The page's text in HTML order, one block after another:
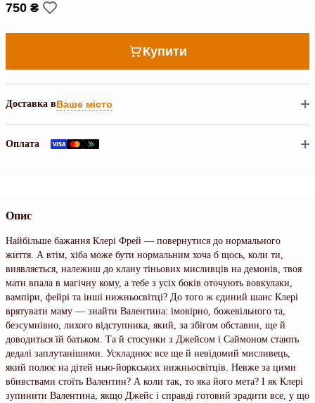
750 ₴
Купити
Доставка вВаше місто
Оплата
Опис
Найбільше бажання Клері Фрей — повернутися до нормального
життя. А втім, хіба може бути нормальним хоча б щось, коли ти,
виявляється, належиш до клану тіньових мисливців на демонів, твоя
мати впала в магічну кому, а тебе з усіх боків оточують вовкулаки,
вампіри, фейрі та інші нижньосвітці? До того ж єдиний шанс Клері
врятувати маму — знайти Валентина: імовірно, божевільного та,
безсумнівно, лихого відступника, який, за збігом обставин, ще й
доводиться їй батьком. Та й стосунки з Джейсом і Саймоном стають
дедалі заплутанішими. Ускладнює все ще й невідомий мисливець,
який полює на дітей нью-йоркських нижньосвітців. Невже за цими
вбивствами стоїть Валентин? А коли так, то яка його мета? І як Клері
зупинити Валентина, якщо Джейс і справді готовий зрадити все, у що